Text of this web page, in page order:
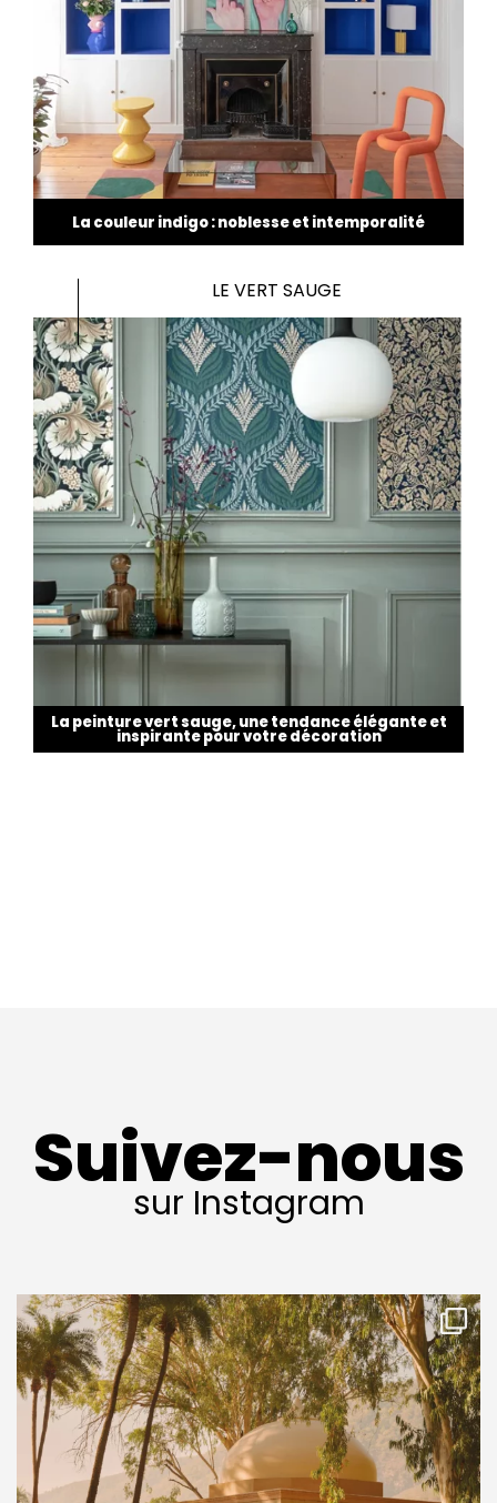
La couleur indigo : noblesse et intemporalité
LE VERT SAUGE
La peinture vert sauge, une tendance élégante et
inspirante pour votre décoration
Suivez-nous
sur Instagram